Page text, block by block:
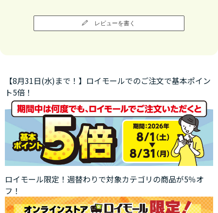
レビューを書く
【8月31日(水)まで！】ロイモールでのご注文で基本ポイン
ト5倍！
ロイモール限定！週替わりで対象カテゴリの商品が5％オ
フ！